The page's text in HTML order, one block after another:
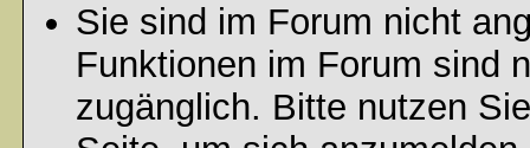
Sie sind im Forum nicht
Funktionen im Forum sind
zugänglich. Bitte nutzen